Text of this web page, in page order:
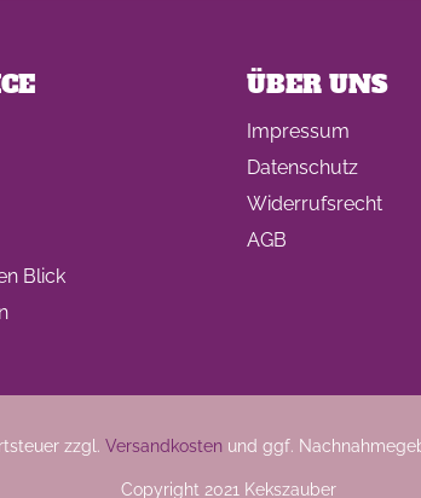
Blick
ÜBER UNS
Impressum
Datenschutz
Widerrufsrecht
AGB
zzgl. Versandkosten und ggf.
Copyright 2021 Kekszauber